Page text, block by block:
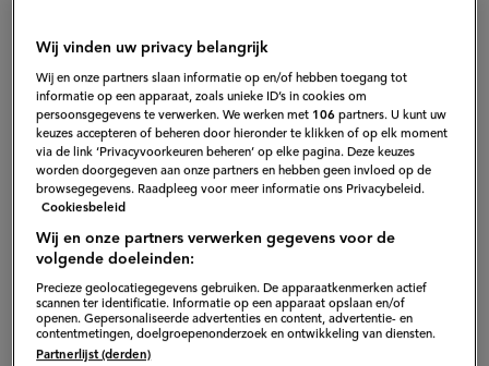
Bewerkt op: 13-04-2026
Wij vinden uw privacy belangrijk
Wij en onze partners slaan informatie op en/of hebben toegang tot
informatie op een apparaat, zoals unieke ID’s in cookies om
persoonsgegevens te verwerken. We werken met 106 partners. U kunt uw
keuzes accepteren of beheren door hieronder te klikken of op elk moment
via de link ‘Privacyvoorkeuren beheren’ op elke pagina. Deze keuzes
worden doorgegeven aan onze partners en hebben geen invloed op de
browsegegevens. Raadpleeg voor meer informatie ons Privacybeleid.
Cookiesbeleid
Wij en onze partners verwerken gegevens voor de
volgende doeleinden:
Precieze geolocatiegegevens gebruiken. De apparaatkenmerken actief
scannen ter identificatie. Informatie op een apparaat opslaan en/of
openen. Gepersonaliseerde advertenties en content, advertentie- en
contentmetingen, doelgroepenonderzoek en ontwikkeling van diensten.
Partnerlijst (derden)